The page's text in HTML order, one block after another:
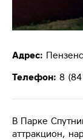
Адрес:
Телефон: 8
В Парке
аттракцион,